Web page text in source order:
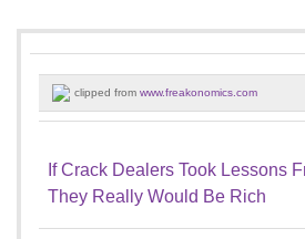
clipped from www.freakonomics.com
If Crack Dealers Took Lessons
They Really Would Be Rich